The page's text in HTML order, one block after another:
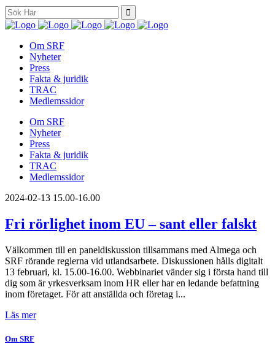
Search
for:
Om SRF
Nyheter
Press
Fakta & juridik
TRAC
Medlemssidor
Om SRF
Nyheter
Press
Fakta & juridik
TRAC
Medlemssidor
2024-02-13 15.00-16.00
Fri rörlighet inom EU – sant eller falskt
Välkommen till en paneldiskussion tillsammans med Almega och
SRF rörande reglerna vid utlandsarbete. Diskussionen hålls digitalt
13 februari, kl. 15.00-16.00. Webbinariet vänder sig i första hand till
dig som är yrkesverksam inom HR eller har en ledande befattning
inom företaget. För att anställda och företag i...
Läs mer
Om SRF